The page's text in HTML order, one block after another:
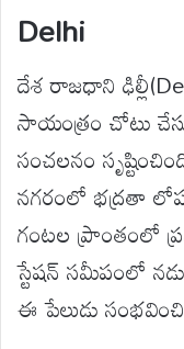
Delhi
దేశ రాజధాని
సాయంత్రం చోటు
సంచలనం
నగరంలో భద్రతా
గంటల ప్రాంతంలో
స్టేషన్ సమీపంలో
ఈ పేలుడు